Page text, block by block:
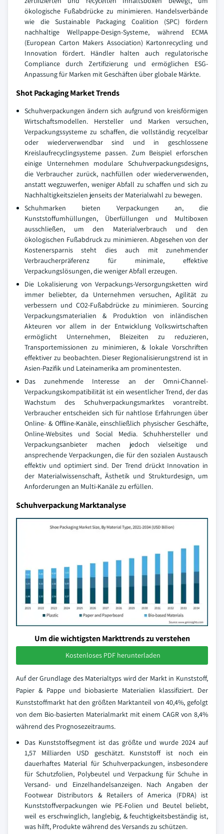
ökologische Fußabdrücke zu minimieren. Handelsverbände
wie die Sustainable Packaging Coalition (SPC) fördern
nachhaltige Wellpappe-Design-Systeme, während ECMA
(European Carton Makers Association) Kartonrecycling und
Innovation fördert. Händler halten auch regulatorische
Compliance durch Zertifizierung und ermöglichen ESG-
Anpassung für Marken mit Geschäften über globale Märkte.
Shot Packaging Market Trends
Schuhverpackungen ändern sich aufgrund von kreisförmigen
Wirtschaftsmodellen. Hersteller und Marken versuchen,
Verpackungssysteme zu schaffen, die vollständig recycelbar
oder wiederverwendbar sind und in geschlossene
Kreislaufrecyclingsysteme passen. Zum Beispiel erforschen
einige Unternehmen modulare Schuhverpackungsdesigns,
die Verbraucher zurück, nachfüllen oder wiederverwenden,
anstatt wegzuwerfen, weniger Abfall zu schaffen und sich zu
Nachhaltigkeitszielen jenseits der Materialwahl zu bewegen.
Schuhmarken bieten Verpackungen an, die
Kunststoffumhüllungen, Überfüllungen und Multiboxen
ausschließen, um den Materialverbrauch und den
ökologischen Fußabdruck zu minimieren. Abgesehen von der
Kostenersparnis steht dies auch mit zunehmender
Verbraucherpräferenz für minimale, effektive
Verpackungslösungen, die weniger Abfall erzeugen.
Die Lokalisierung von Verpackungs-Versorgungsketten wird
immer beliebter, da Unternehmen versuchen, Agilität zu
verbessern und CO2-Fußabdrücke zu minimieren. Sourcing
Verpackungsmaterialien & Produktion von inländischen
Akteuren vor allem in der Entwicklung Volkswirtschaften
ermöglicht Unternehmen, Bleizeiten zu reduzieren,
Transportemissionen zu minimieren, & lokale Vorschriften
effektiver zu beobachten. Dieser Regionalisierungstrend ist in
Asien-Pazifik und Lateinamerika am prominentesten.
Das zunehmende Interesse an der Omni-Channel-
Verpackungskompatibilität ist ein wesentlicher Trend, der das
Wachstum des Schuhverpackungsmarktes vorantreibt.
Verbraucher entscheiden sich für nahtlose Erfahrungen über
Online- & Offline-Kanäle, einschließlich physischer Geschäfte,
Online-Websites und Social Media. Schuhhersteller und
Verpackungsanbieter machen jedoch vielseitige und
ansprechende Verpackungen, die für den sozialen Austausch
effektiv und optimiert sind. Der Trend drückt Innovation in
der Materialwissenschaft, Ästhetik und Strukturdesign, um
Anforderungen an Multi-Kanäle zu erfüllen.
Schuhverpackung Marktanalyse
Um die wichtigsten Markttrends zu verstehen
Kostenloses PDF herunterladen
Auf der Grundlage des Materialtyps wird der Markt in Kunststoff,
Papier & Pappe und biobasierte Materialien klassifiziert. Der
Kunststoffmarkt hat den größten Marktanteil von 40,4%, gefolgt
von dem Bio-basierten Materialmarkt mit einem CAGR von 8,4%
während des Prognosezeitraums.
Das Kunststoffsegment ist das größte und wurde 2024 auf
1,57 Milliarden USD geschätzt. Kunststoff ist noch ein
dauerhaftes Material für Schuhverpackungen, insbesondere
für Schutzfolien, Polybeutel und Verpackung für Schuhe in
Versand- und Einzelhandelsanzeigen. Nach Angaben der
Footwear Distributors & Retailers of America (FDRA) ist
Kunststoffverpackungen wie PE-Folien und Beutel beliebt,
weil es erschwinglich, langlebig, & feuchtigkeitsbeständig ist,
was hilft, Produkte während des Versands zu schützen.